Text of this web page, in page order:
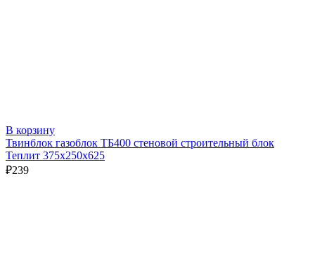
В корзину
Твинблок газоблок ТБ400 стеновой строительный блок
Теплит 375х250х625
₽239